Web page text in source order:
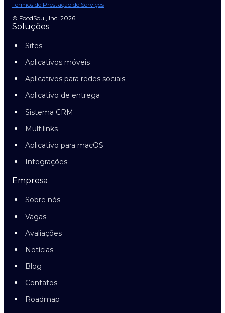
Termos de Prestação de Serviços
© FoodSoul, Inc. 2026.
Soluções
Sites
Aplicativos móveis
Aplicativos para redes sociais
Aplicativo de entrega
Sistema CRM
Multilinks
Aplicativo para macOS
Integrações
Empresa
Sobre nós
Vagas
Avaliações
Notícias
Blog
Contatos
Roadmap